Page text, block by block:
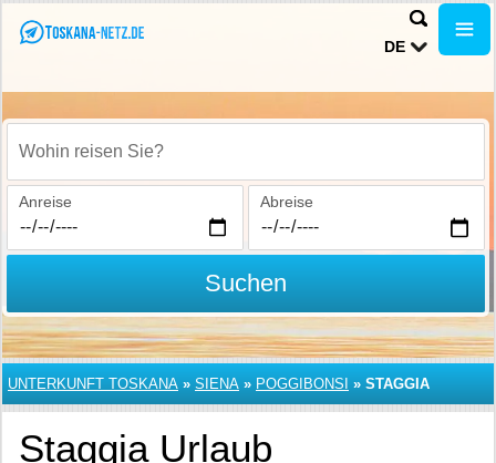
DE
Wohin reisen Sie?
Anreise Abreise
Suchen
UNTERKUNFT TOSKANA » SIENA » POGGIBONSI » STAGGIA
Staggia Urlaub